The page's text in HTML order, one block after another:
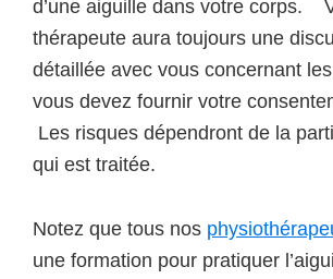
d’une aiguille dans votre corps.
thérapeute aura toujours une
détaillée avec vous concernant
vous devez fournir votre
Les risques dépendront de la
qui est traitée.
Notez que tous nos
une formation pour pratiquer